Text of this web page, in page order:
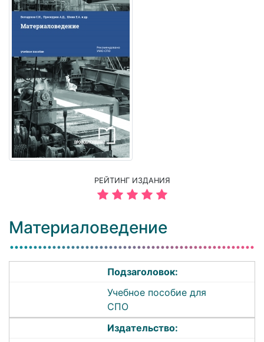
РЕЙТИНГ ИЗДАНИЯ
Материаловедение
Подзаголовок:
Учебное пособие для
СПО
Издательство: